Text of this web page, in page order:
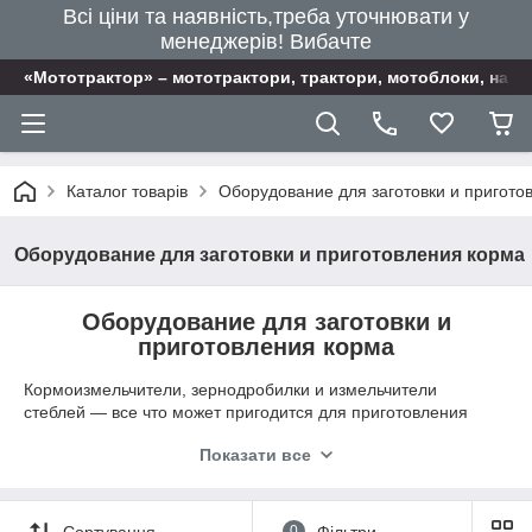
Всі ціни та наявність,треба уточнювати у
менеджерів! Вибачте
«Мототрактор» – мототрактори, трактори, мотоблоки,
Каталог товарів Оборудование для заготовки и
Оборудование для заготовки и приготовления корма
Оборудование для заготовки и
приготовления корма
Кормоизмельчители, зернодробилки и измельчители
стеблей — все что может пригодится для приготовления
На сайте компании «Мототрактор» вы найдете все
Показати все